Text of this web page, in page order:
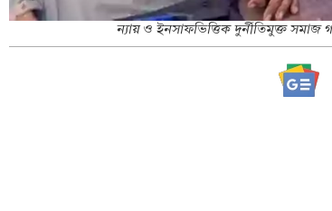
‎ন্যায় ও ইনসাফভিত্তিক দুর্নীতিমুক্ত সমাজ